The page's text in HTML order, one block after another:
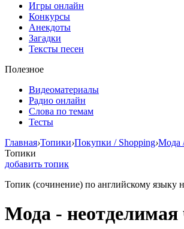
Игры онлайн
Конкурсы
Анекдоты
Загадки
Тексты песен
Полезное
Видеоматериалы
Радио онлайн
Слова по темам
Тесты
Главная›Топики›Покупки / Shopping›Мода
Топики
добавить топик
Топик (сочинение) по английскому языку
Мода -